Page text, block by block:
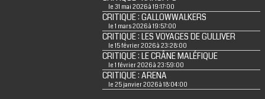
le 31 mai 2026 à 19:17:00
CRITIQUE : GALLOWWALKERS
le 1 mars 2026 à 19:57:00
CRITIQUE : LES VOYAGES DE GULLIVER
le 15 février 2026 à 23:28:00
CRITIQUE : LE CRÂNE MALÉFIQUE
le 1 février 2026 à 23:59:00
CRITIQUE : ARENA
le 25 janvier 2026 à 18:04:00